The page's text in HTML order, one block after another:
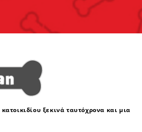
ξεκινά ταυτόχρονα και μια